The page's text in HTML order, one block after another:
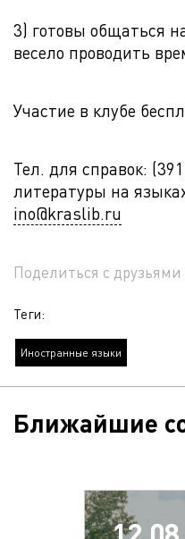
3) готовы общаться
весело проводить
Участие в клубе
Тел. для справок:
литературы на
ino@kraslib.ru
Поделиться с друзьями
Теги:
Иностранные языки
Ближайшие